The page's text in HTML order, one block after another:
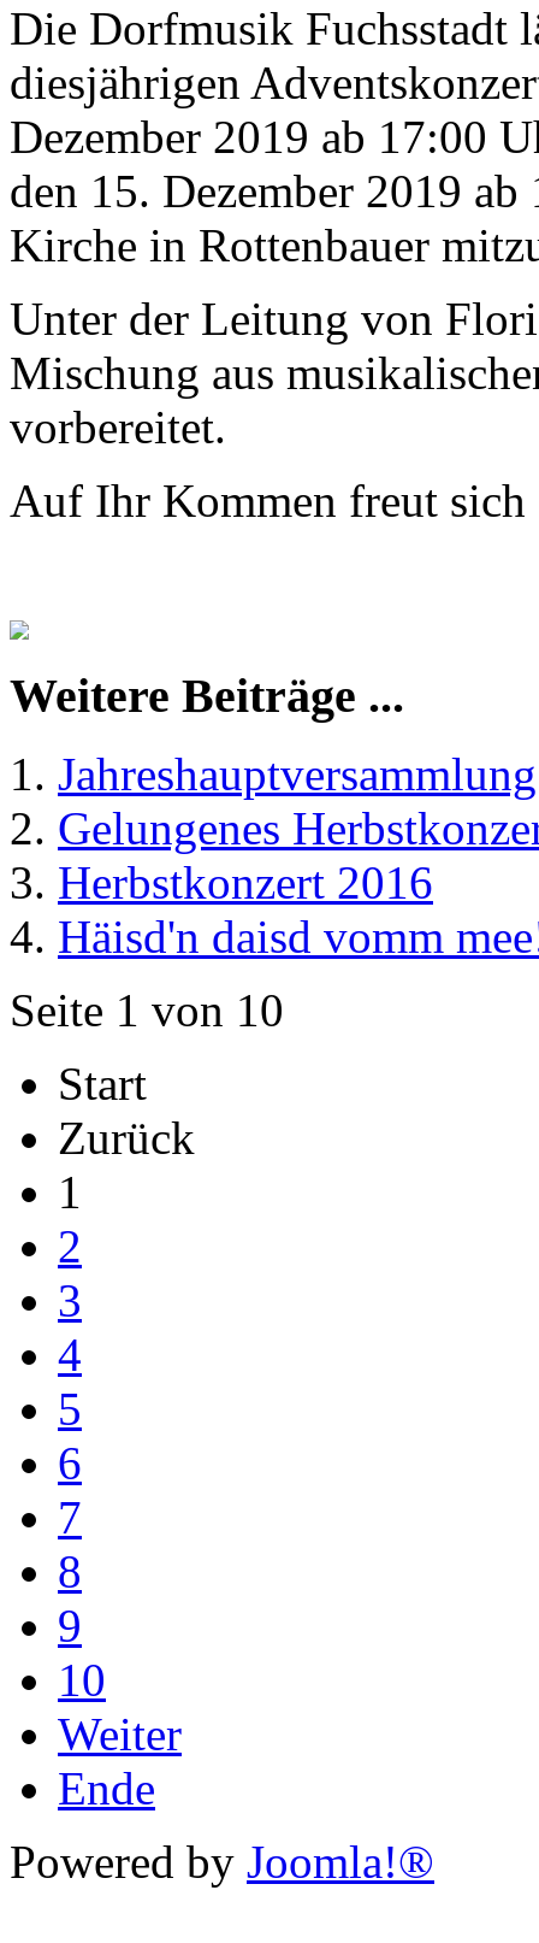
Die Dorfmusik Fuchsstadt
diesjährigen
Dezember 2019 ab 17:00
den 15. Dezember 2019
Kirche in Rottenbauer
Unter der Leitung von
Mischung aus
vorbereitet.
Auf Ihr Kommen freut
Weitere Beiträge ...
Gelungenes
Herbstkonzert 2016
Häisd'n daisd vomm
Seite 1 von 10
Start
Zurück
1
2
3
4
5
6
7
8
9
10
Weiter
Ende
Powered by Joomla!®